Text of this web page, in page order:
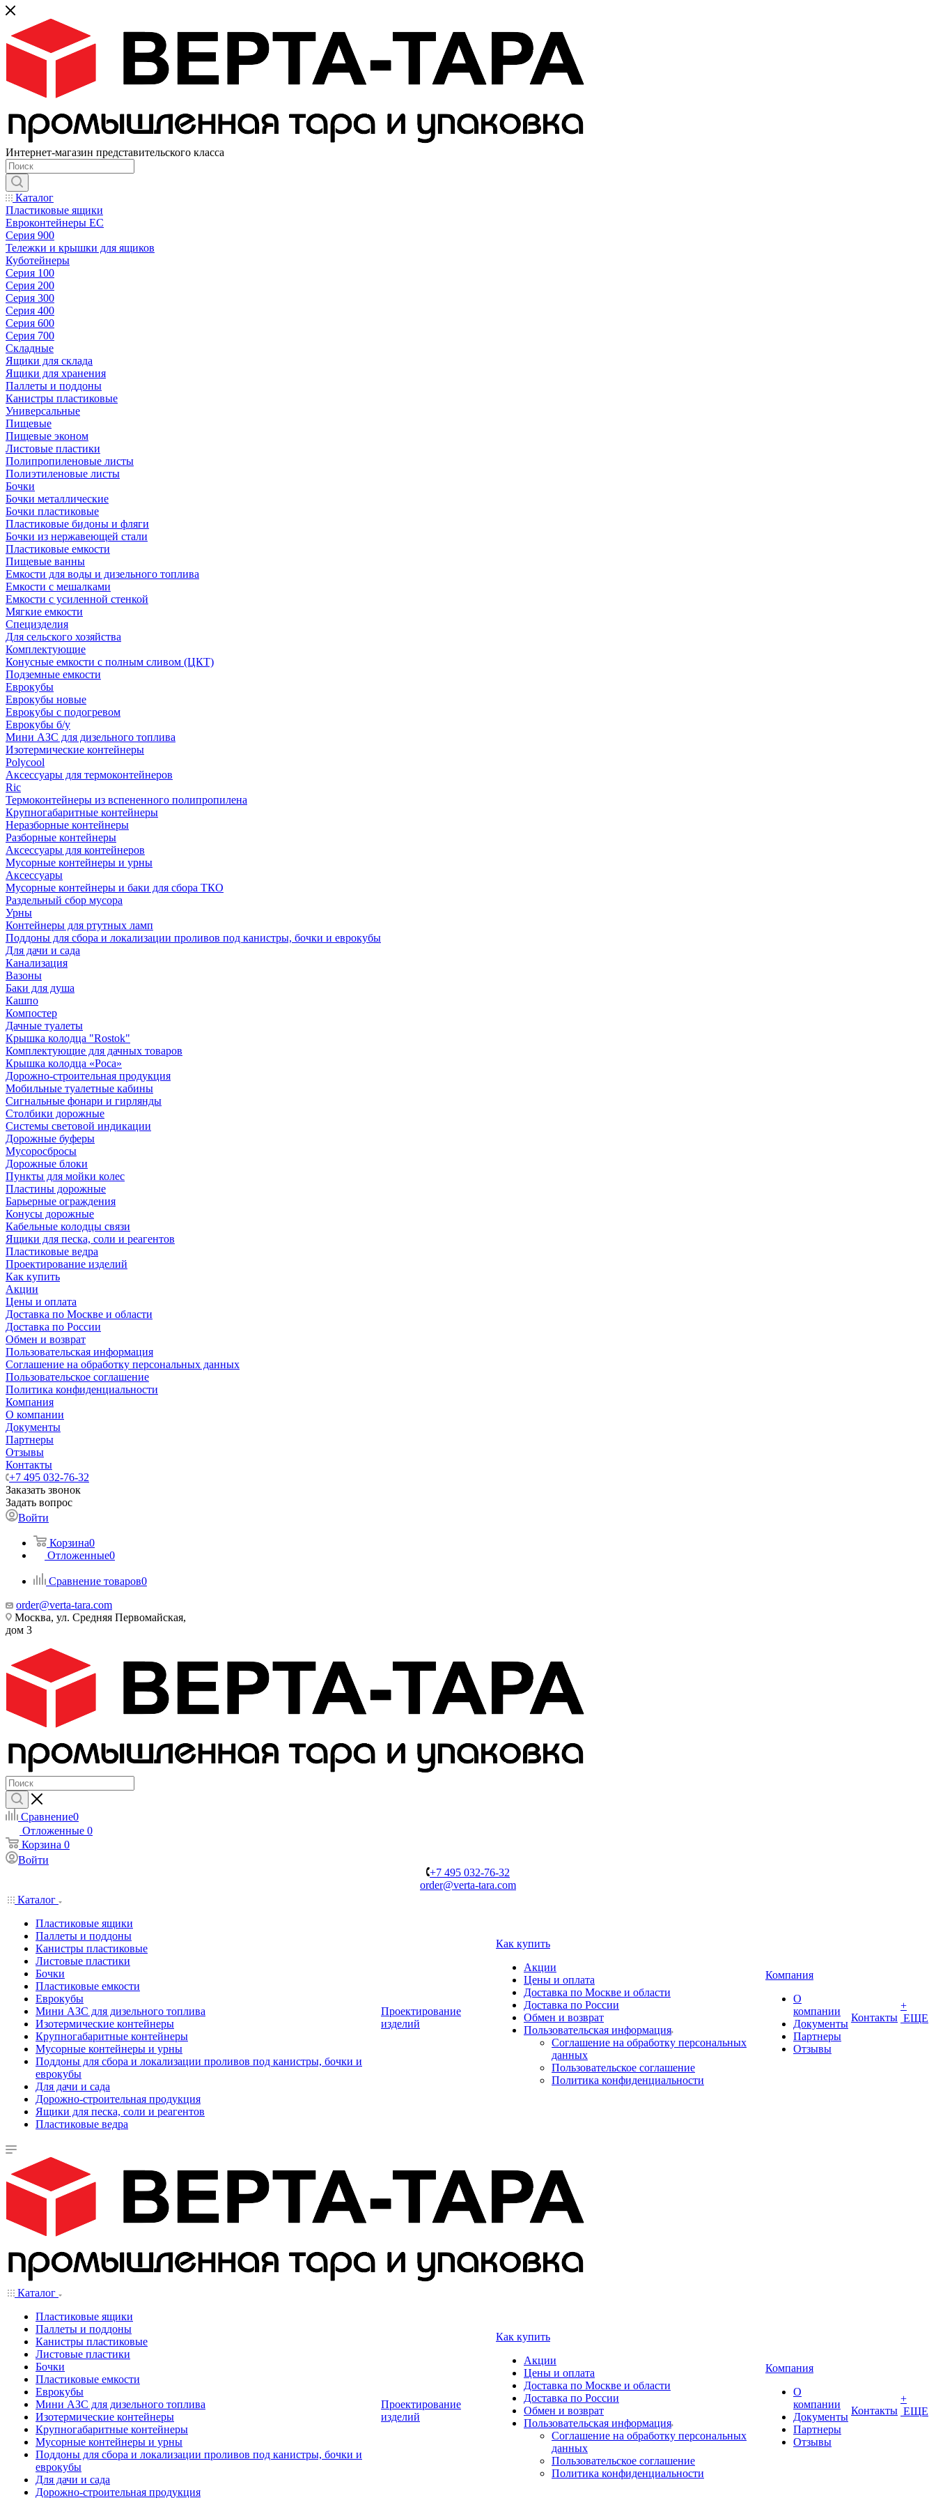
Интернет-магазин представительского класса
Каталог
Пластиковые ящики
Евроконтейнеры ЕС
Серия 900
Тележки и крышки для ящиков
Куботейнеры
Серия 100
Серия 200
Серия 300
Серия 400
Серия 600
Серия 700
Складные
Ящики для склада
Ящики для хранения
Паллеты и поддоны
Канистры пластиковые
Универсальные
Пищевые
Пищевые эконом
Листовые пластики
Полипропиленовые листы
Полиэтиленовые листы
Бочки
Бочки металлические
Бочки пластиковые
Пластиковые бидоны и фляги
Бочки из нержавеющей стали
Пластиковые емкости
Пищевые ванны
Емкости для воды и дизельного топлива
Емкости с мешалками
Емкости с усиленной стенкой
Мягкие емкости
Специзделия
Для сельского хозяйства
Комплектующие
Конусные емкости с полным сливом (ЦКТ)
Подземные емкости
Еврокубы
Еврокубы новые
Еврокубы с подогревом
Еврокубы б/у
Мини АЗС для дизельного топлива
Изотермические контейнеры
Polycool
Аксессуары для термоконтейнеров
Ric
Термоконтейнеры из вспененного полипропилена
Крупногабаритные контейнеры
Неразборные контейнеры
Разборные контейнеры
Аксессуары для контейнеров
Мусорные контейнеры и урны
Аксессуары
Мусорные контейнеры и баки для сбора ТКО
Раздельный сбор мусора
Урны
Контейнеры для ртутных ламп
Поддоны для сбора и локализации проливов под канистры, бочки и еврокубы
Для дачи и сада
Канализация
Вазоны
Баки для душа
Кашпо
Компостер
Дачные туалеты
Крышка колодца "Rostok"
Комплектующие для дачных товаров
Крышка колодца «Роса»
Дорожно-строительная продукция
Мобильные туалетные кабины
Сигнальные фонари и гирлянды
Столбики дорожные
Системы световой индикации
Дорожные буферы
Мусоросбросы
Дорожные блоки
Пункты для мойки колес
Пластины дорожные
Барьерные ограждения
Конусы дорожные
Кабельные колодцы связи
Ящики для песка, соли и реагентов
Пластиковые ведра
Проектирование изделий
Как купить
Акции
Цены и оплата
Доставка по Москве и области
Доставка по России
Обмен и возврат
Пользовательская информация
Соглашение на обработку персональных данных
Пользовательское соглашение
Политика конфиденциальности
Компания
О компании
Документы
Партнеры
Отзывы
Контакты
+7 495 032-76-32
Заказать звонок
Задать вопрос
Войти
Корзина0
Отложенные0
Сравнение товаров0
order@verta-tara.com
Москва, ул. Средняя Первомайская,
дом 3
Сравнение0
Отложенные 0
Корзина 0
Войти
+7 495 032-76-32
order@verta-tara.com
Каталог
Пластиковые ящики
Паллеты и поддоны
Канистры пластиковые
Листовые пластики
Бочки
Пластиковые емкости
Еврокубы
Мини АЗС для дизельного топлива
Изотермические контейнеры
Крупногабаритные контейнеры
Мусорные контейнеры и урны
Поддоны для сбора и локализации проливов под канистры, бочки и
еврокубы
Для дачи и сада
Дорожно-строительная продукция
Ящики для песка, соли и реагентов
Пластиковые ведра
Проектирование
изделий
Как купить
Акции
Цены и оплата
Доставка по Москве и области
Доставка по России
Обмен и возврат
Пользовательская информация
Соглашение на обработку персональных
данных
Пользовательское соглашение
Политика конфиденциальности
Компания
О
компании
Документы
Партнеры
Отзывы
Контакты
+
ЕЩЕ
Каталог
Пластиковые ящики
Паллеты и поддоны
Канистры пластиковые
Листовые пластики
Бочки
Пластиковые емкости
Еврокубы
Мини АЗС для дизельного топлива
Изотермические контейнеры
Крупногабаритные контейнеры
Мусорные контейнеры и урны
Поддоны для сбора и локализации проливов под канистры, бочки и
еврокубы
Для дачи и сада
Дорожно-строительная продукция
Проектирование
изделий
Как купить
Акции
Цены и оплата
Доставка по Москве и области
Доставка по России
Обмен и возврат
Пользовательская информация
Соглашение на обработку персональных
данных
Пользовательское соглашение
Политика конфиденциальности
Компания
О
компании
Документы
Партнеры
Отзывы
Контакты
+
ЕЩЕ